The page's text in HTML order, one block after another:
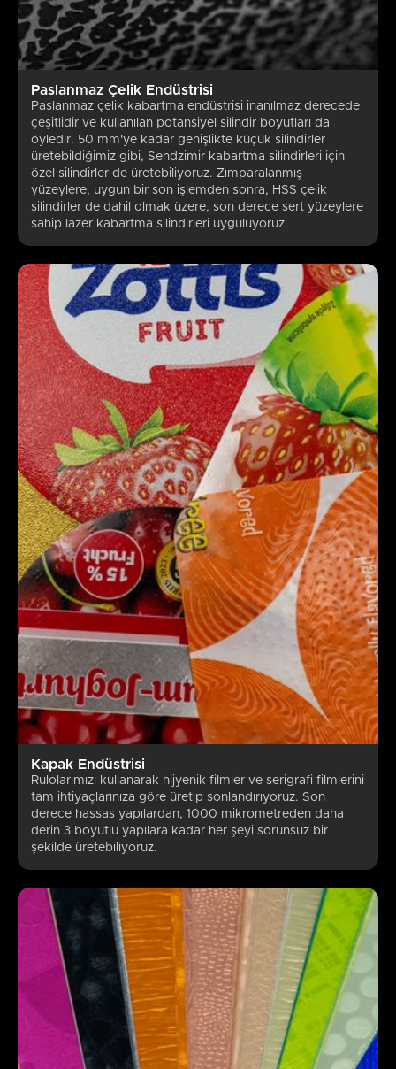
Paslanmaz Çelik Endüstrisi
Paslanmaz çelik kabartma endüstrisi inanılmaz derecede
çeşitlidir ve kullanılan potansiyel silindir boyutları da
öyledir. 50 mm'ye kadar genişlikte küçük silindirler
üretebildiğimiz gibi, Sendzimir kabartma silindirleri için
özel silindirler de üretebiliyoruz. Zımparalanmış
yüzeylere, uygun bir son işlemden sonra, HSS çelik
silindirler de dahil olmak üzere, son derece sert yüzeylere
sahip lazer kabartma silindirleri uyguluyoruz.
Kapak Endüstrisi
Rulolarımızı kullanarak hijyenik filmler ve serigrafi filmlerini
tam ihtiyaçlarınıza göre üretip sonlandırıyoruz. Son
derece hassas yapılardan, 1000 mikrometreden daha
derin 3 boyutlu yapılara kadar her şeyi sorunsuz bir
şekilde üretebiliyoruz.